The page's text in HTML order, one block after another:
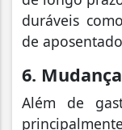
duráveis
de
6.
Além de